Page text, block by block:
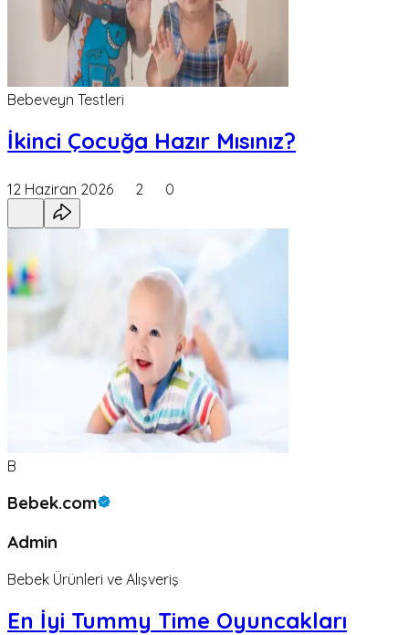
Bebeveyn Testleri
İkinci Çocuğa Hazır Mısınız?
12 Haziran 2026 2 0
B
Bebek.com
Admin
Bebek Ürünleri ve Alışveriş
En İyi Tummy Time Oyuncakları